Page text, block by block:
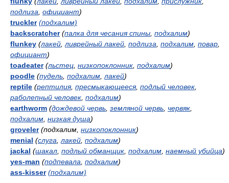
подлиза официант)
truckler (подхалим)
backscratcher (палка для чесания спины подхалим)
flunkey (лакей ливрейный лакей подлиза подхалим повар
официант)
toadeater (льстец низкопоклонник подхалим)
poodle (пудель подхалим лакей)
reptile (рептилия, пресмыкающееся, подлый человек
раболепный человек подхалим)
earthworm (дождевой червь земляной червь червяк
подхалим низкая душа)
groveler (подхалим, низкопоклонник)
menial (слуга лакей подхалим)
jackal (шакал подлый обманщик подхалим наемный убийца)
yes-man (подпевала подхалим)
ass-kisser (подхалим)